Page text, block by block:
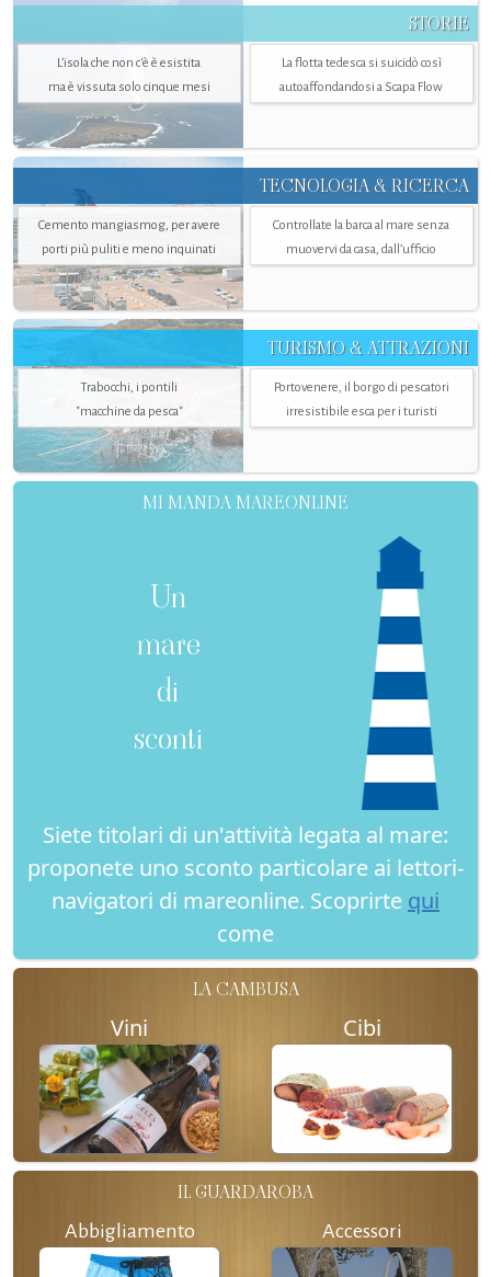
STORIE
L’isola che non c'è è esistita
ma è vissuta solo cinque mesi
La flotta tedesca si suicidò così
autoaffondandosi a Scapa Flow
TECNOLOGIA & RICERCA
Cemento mangiasmog, per avere
porti più puliti e meno inquinati
Controllate la barca al mare senza
muovervi da casa, dall’ufficio
TURISMO & ATTRAZIONI
Trabocchi, i pontili
"macchine da pesca"
Portovenere, il borgo di pescatori
irresistibile esca per i turisti
MI MANDA MAREONLINE
Un
mare
di
sconti
Siete titolari di un'attività legata al mare:
proponete uno sconto particolare ai lettori-
navigatori di mareonline. Scoprirte qui
come
LA CAMBUSA
Vini Cibi
IL GUARDAROBA
Abbigliamento Accessori